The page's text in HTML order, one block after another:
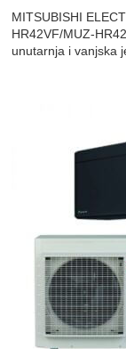
MITSUBISHI
HR42VF/MUZ-
unutarnja i vanjska